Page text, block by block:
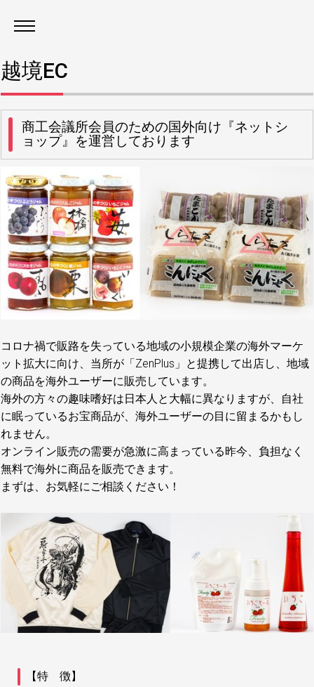
越境EC
商工会議所会員のための国外向け『ネットシ
ョップ』を運営しております
コロナ禍で販路を失っている地域の小規模企業の海外マーケ
ット拡大に向け、当所が「ZenPlus」と提携して出店し、地域
の商品を海外ユーザーに販売しています。
海外の方々の趣味嗜好は日本人と大幅に異なりますが、自社
に眠っているお宝商品が、海外ユーザーの目に留まるかもし
れません。
オンライン販売の需要が急激に高まっている昨今、負担なく
無料で海外に商品を販売できます。
まずは、お気軽にご相談ください！
【特 徴】